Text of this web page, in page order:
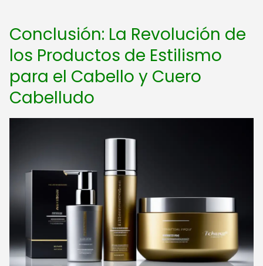
Conclusión: La Revolución de
los Productos de Estilismo
para el Cabello y Cuero
Cabelludo